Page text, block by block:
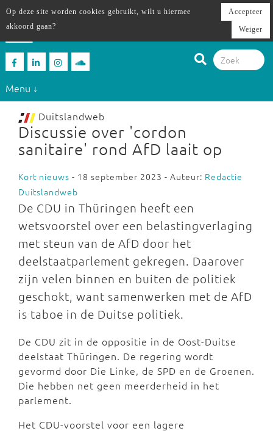
Menu ↓
Duitslandweb
Discussie over 'cordon
sanitaire' rond AfD laait op
Kort nieuws - 18 september 2023 - Auteur: Redactie
Duitslandweb
De CDU in Thüringen heeft een
wetsvoorstel over een belastingverlaging
met steun van de AfD door het
deelstaatparlement gekregen. Daarover
zijn velen binnen en buiten de politiek
geschokt, want samenwerken met de AfD
is taboe in de Duitse politiek.
De CDU zit in de oppositie in de Oost-Duitse
deelstaat Thüringen. De regering wordt
gevormd door Die Linke, de SPD en de Groenen.
Die hebben net geen meerderheid in het
parlement.
Het CDU-voorstel voor een lagere
Op deze site worden cookies gebruikt, wilt u hiermee
akkoord gaan?
Accepteer
Weiger